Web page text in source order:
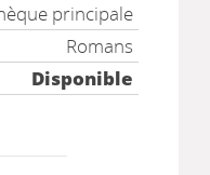
principale
Romans
Disponible